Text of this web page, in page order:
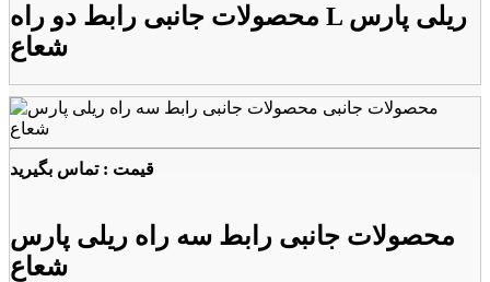
محصولات جانبی رابط دو راه L ریلی پارس
شعاع
قیمت : تماس بگیرید
محصولات جانبی رابط سه راه ریلی پارس
شعاع